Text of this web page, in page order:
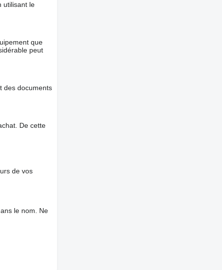
utilisant le
que
peut
des documents
De cette
de vos
le nom. Ne